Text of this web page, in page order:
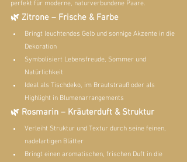
perfekt für moderne, naturverbundene Paare.
🌿 Zitrone – Frische & Farbe
Bringt leuchtendes Gelb und sonnige Akzente in die
Dekoration
Symbolisiert Lebensfreude, Sommer und
Natürlichkeit
Ideal als Tischdeko, im Brautstrauß oder als
Highlight in Blumenarrangements
🌿 Rosmarin – Kräuterduft & Struktur
Verleiht Struktur und Textur durch seine feinen,
nadelartigen Blätter
Bringt einen aromatischen, frischen Duft in die